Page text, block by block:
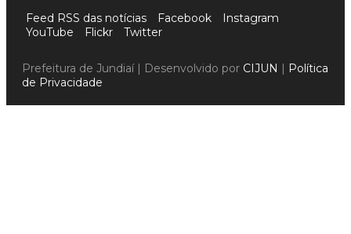
Feed RSS das notícias Facebook
Instagram
YouTube
Flickr Twitter
Prefeitura de Jundiaí | Desenvolvido por CIJUN | Política
de Privacidade